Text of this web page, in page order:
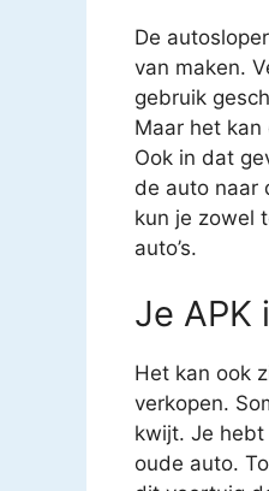
De
van maken.
gebruik
Maar het
Ook in dat
de auto naar
kun je zowel
auto’s.
Je APK
Het kan ook
verkopen.
kwijt. Je
oude auto.